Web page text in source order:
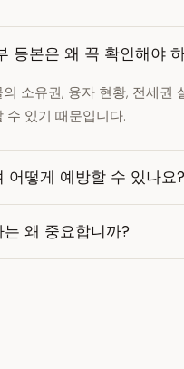
등본은 왜 꼭 확인해야
소유권, 융자 현황, 전세권
수 있기 때문입니다.
어떻게 예방할 수 있나요?
왜 중요합니까?